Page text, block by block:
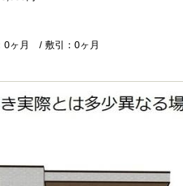
ヶ月 / 敷引：0ヶ月